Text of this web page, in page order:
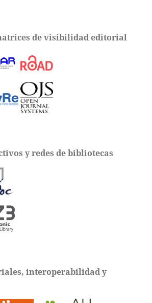
de visibilidad editorial
y redes de bibliotecas
interoperabilidad y